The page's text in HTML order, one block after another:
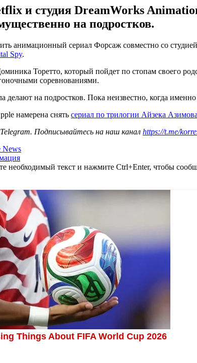
и студия DreamWorks
на подростков.
анимационный сериал Форсаж совместно со
Spy.
Торетто, который пойдет по стопам своего
соревнованиями.
делают на подростков. Пока неизвестно, когда
намерена снять сериал по трилогии Айзека Азимова
Подписывайтесь на наш канал https://t.me/
News
необходимый текст и нажмите Ctrl+Enter, чтобы